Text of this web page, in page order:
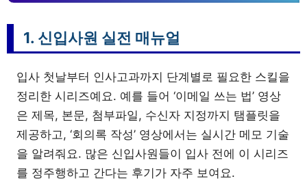
1. 신입사원 실전 매뉴얼
입사 첫날부터 인사고과까지 단계별로 필요한 스킬을
정리한 시리즈예요. 예를 들어 ‘이메일 쓰는 법’ 영상
은 제목, 본문, 첨부파일, 수신자 지정까지 탬플릿을
제공하고, ‘회의록 작성’ 영상에서는 실시간 메모 기술
을 알려줘요. 많은 신입사원들이 입사 전에 이 시리즈
를 정주행하고 간다는 후기가 자주 보여요.